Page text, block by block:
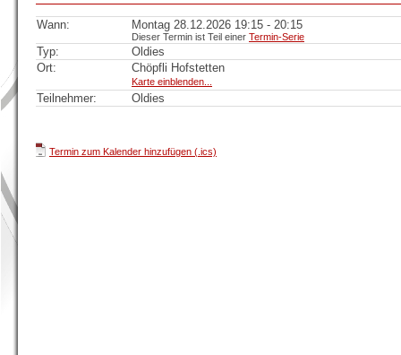
Wann: Montag 28.12.2026 19:15 - 20:15
Dieser Termin ist Teil einer Termin-Serie
Typ:
Oldies
Ort:
Chöpfli Hofstetten
Karte einblenden...
Teilnehmer: Oldies
Termin zum Kalender hinzufügen (.ics)